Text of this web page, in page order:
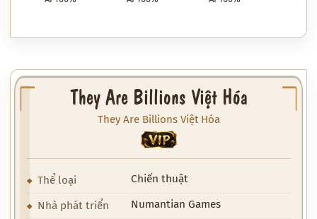
They Are Billions Việt Hóa
They Are Billions Việt Hóa
VIP
Thể loại Chiến thuật
Nhà phát triển Numantian Games